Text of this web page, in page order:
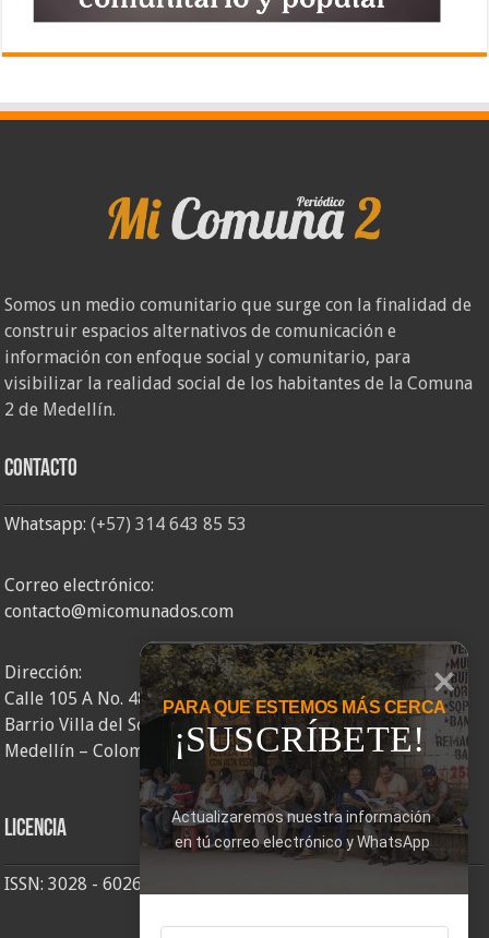
Somos un medio comunitario que surge con la finalidad de
construir espacios alternativos de comunicación e
información con enfoque social y comunitario, para
visibilizar la realidad social de los habitantes de la Comuna
2 de Medellín.
Contacto
Whatsapp:(+57) 314 643 85 53
Correo electrónico:
contacto@micomunados.com
Dirección:
Calle 105 A No. 48AA – 58
Barrio Villa del Socorro
Medellín – Colombia
Licencia
ISSN: 3028 - 6026
PARA QUE ESTEMOS MÁS CERCA
¡SUSCRÍBETE!
Actualizaremos nuestra información
en tú correo electrónico y WhatsApp